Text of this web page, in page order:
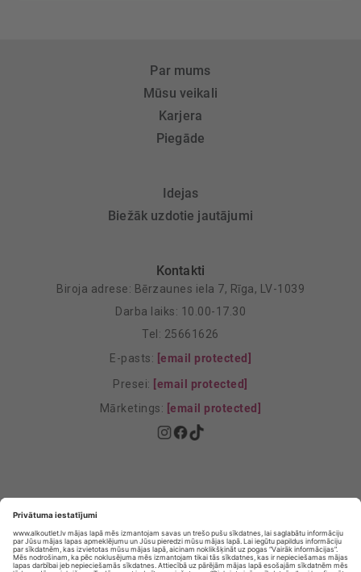
Par mums
Mūsu veikali
Karjera
Piegāde
Idejas
Biežāk uzdotie jautājumi
Kontakti
Biroja adrese: Bērzaunes iela 7, Rīga, LV-1039
Darba laiks: 10.00-17.30
Tel: 25661626
E-pasts: [email protected]
Presei: [email protected]
Mārketings: [email protected]
Privātuma Iestatījumi
E-veikala lietošanas noteikumi